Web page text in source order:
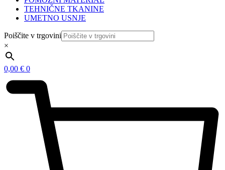
TEHNIČNE TKANINE
UMETNO USNJE
Poiščite v trgovini
×
0,00 € 0